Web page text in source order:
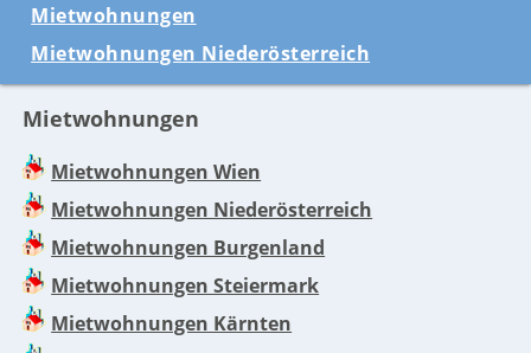
Mietwohnungen
Mietwohnungen Niederösterreich
Mietwohnungen
Mietwohnungen Wien
Mietwohnungen Niederösterreich
Mietwohnungen Burgenland
Mietwohnungen Steiermark
Mietwohnungen Kärnten